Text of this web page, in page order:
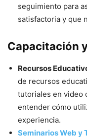
seguimiento para
satisfactoria y que
Capacitación
Recursos
de recursos
tutoriales en video
entender cómo
experiencia.
Seminarios Web y